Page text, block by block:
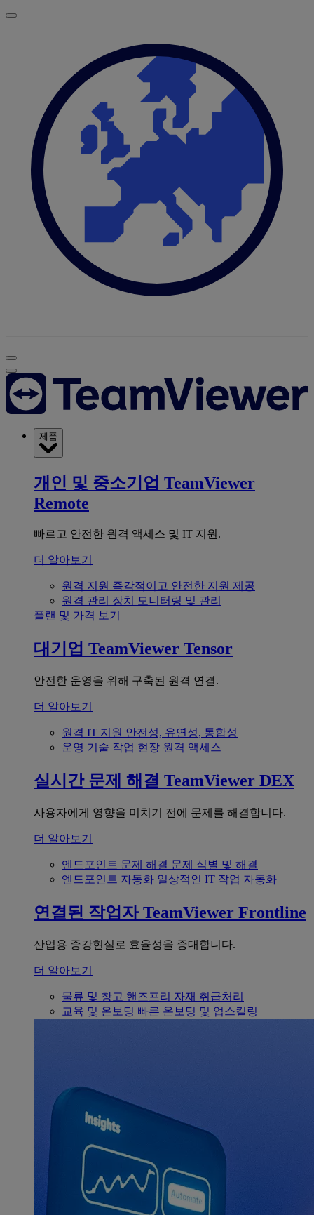
제품
개인 및 중소기업 TeamViewer
Remote
빠르고 안전한 원격 액세스 및 IT 지원.
더 알아보기
원격 지원 즉각적이고 안전한 지원 제공
원격 관리 장치 모니터링 및 관리
플랜 및 가격 보기
대기업 TeamViewer Tensor
안전한 운영을 위해 구축된 원격 연결.
더 알아보기
원격 IT 지원 안전성, 유연성, 통합성
운영 기술 작업 현장 원격 액세스
실시간 문제 해결 TeamViewer DEX
사용자에게 영향을 미치기 전에 문제를 해결합니다.
더 알아보기
엔드포인트 문제 해결 문제 식별 및 해결
엔드포인트 자동화 일상적인 IT 작업 자동화
연결된 작업자 TeamViewer Frontline
산업용 증강현실로 효율성을 증대합니다.
더 알아보기
물류 및 창고 핸즈프리 자재 취급처리
교육 및 온보딩 빠른 온보딩 및 업스킬링